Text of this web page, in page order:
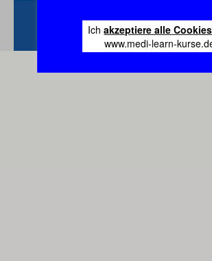
Ichakzeptiere alle
www.medi-learn-
Zurück
Vertrag
widerrufen